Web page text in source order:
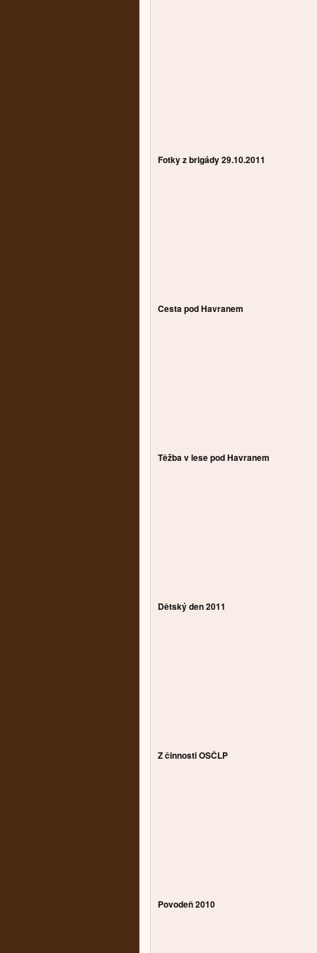
Fotky z brigády 29.10.2011
Cesta pod Havranem
Těžba v lese pod Havranem
Dětský den 2011
Z činnosti OSČLP
Povodeň 2010